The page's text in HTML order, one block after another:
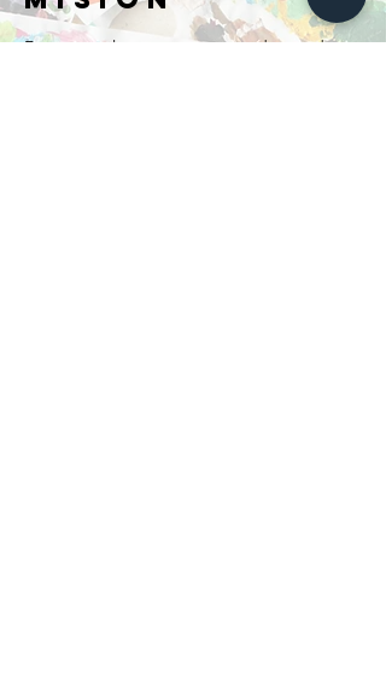
Fomentar el arte a mano en cada una de